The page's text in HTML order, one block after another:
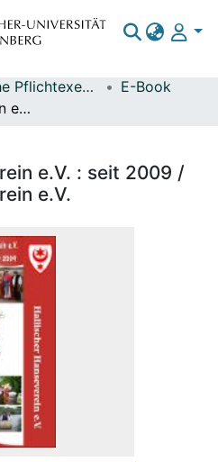
Elektronische Pflichtexemplare
E-Book
Hallischer Hanseverein e.V. : seit 2009 / Hallischer Hanseverein e.V.
e.V. : seit 2009 /
e.V.